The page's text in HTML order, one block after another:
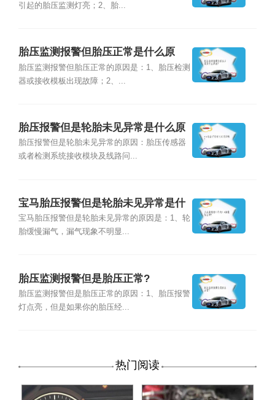
引起的胎压监测灯亮；2、胎...
胎压监测报警但胎压正常是什么原
因？
胎压监测报警但胎压正常的原因是：1、胎压检测
器或接收模板出现故障；2、...
胎压报警但是轮胎未见异常是什么原
因？
胎压报警但是轮胎未见异常的原因：胎压传感器
或者检测系统接收模块及线路问...
宝马胎压报警但是轮胎未见异常是什
么原因？
宝马胎压报警但是轮胎未见异常的原因是：1、轮
胎缓慢漏气，漏气现象不明显...
胎压监测报警但是胎压正常?
胎压监测报警但是胎压正常的原因：1、胎压报警
灯点亮，但是如果你的胎压经...
热门阅读